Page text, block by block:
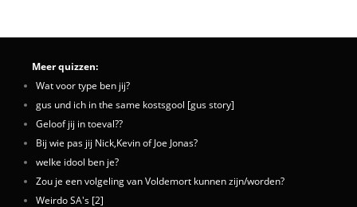
Meer quizzen:
Wat voor type ben jij?
gus und ich in the same kostsgool [gus story]
Geloof jij in toeval??
Bij wie pas jij Nick,Kevin of Joe Jonas?
welke idool ben je?
Zou je een volgeling van Voldemort kunnen zijn/worden?
Weirdo SA's [2]